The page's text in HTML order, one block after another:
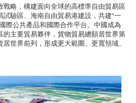
戰略，構建面向全球的高標準自由貿易區
驗區、海南自由貿易港建設，共建“一
際公共產品和國際合作平台。中國成為
的主要貿易夥伴，貨物貿易總額居世界第
世界前列，形成更大範圍、更寬領域、